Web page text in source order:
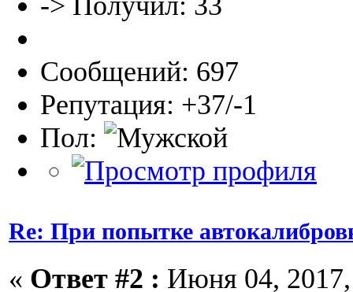
Сообщений: 697
Репутация: +37/-1
Пол:
Re: При попытке
« Ответ #2 : Июня 04,